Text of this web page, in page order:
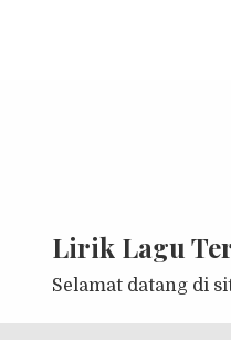
Lirik Lagu
Selamat datang di